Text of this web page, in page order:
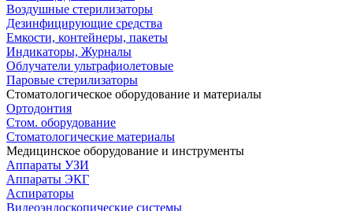
Воздушные стерилизаторы
Дезинфицирующие средства
Емкости, контейнеры, пакеты
Индикаторы, Журналы
Облучатели ультрафиолетовые
Паровые стерилизаторы
Стоматологическое оборудование и материалы
Ортодонтия
Стом. оборудование
Стоматологические материалы
Медицинское оборудование и инструменты
Аппараты УЗИ
Аппараты ЭКГ
Аспираторы
Видеоэндоскопические системы